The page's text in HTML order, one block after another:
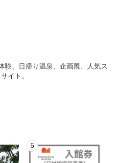
験、日帰り温泉、企画展、人気ス
イト。